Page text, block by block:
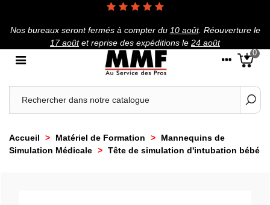
Nos bureaux seront fermés à compter du 10 août. Réouverture le
17 aoûtet reprise des expéditions le 24 août
0
Accueil > Matériel de Formation >
Mannequins de
Simulation Médicale > Tête de simulation d'intubation bébé